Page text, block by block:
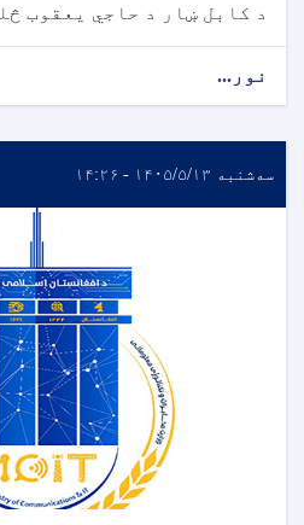
د کابل ښار د حاجي یعقوب
نور...
سه‌شنبه ۱۴۰۵/۵/۱۳ - ۱۴:۲۶